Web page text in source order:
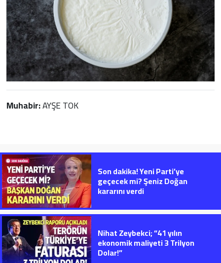
Muhabir:AYŞE TOK
Son dakika! Yeni Parti’ye
geçecek mi? Şeniz Doğan
kararını verdi
Nihat Zeybekci; “41 yılın
ekonomik maliyeti 3 Trilyon
Dolar!”